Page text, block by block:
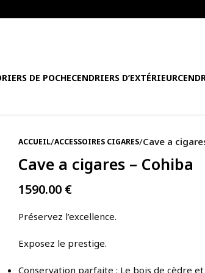
DE POCHECENDRIERS D’EXTÉRIEUR
ACCUEIL/ACCESSOIRES CIGARES/Cave a
Cave a cigares – Cohiba
1590.00 €
Préservez l’excellence.
Exposez le prestige.
Conservation parfaite : Le bois de cèdre